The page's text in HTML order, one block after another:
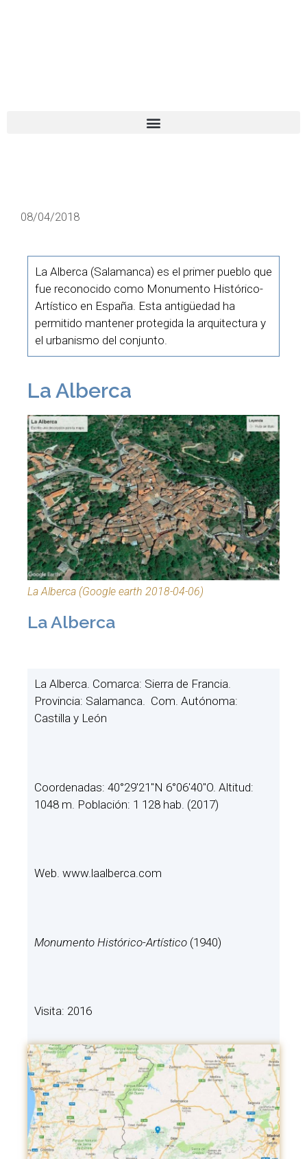
08/04/2018
La Alberca (Salamanca) es el primer pueblo que
fue reconocido como Monumento Histórico-
Artístico en España. Esta antigüedad ha
permitido mantener protegida la arquitectura y
el urbanismo del conjunto.
La Alberca
La Alberca (Google earth 2018-04-06)
La Alberca
La Alberca. Comarca: Sierra de Francia.
Provincia: Salamanca. Com. Autónoma:
Castilla y León
Coordenadas: 40°29′21″N 6°06′40″O. Altitud:
1048 m. Población: 1 128 hab. (2017)
Web. www.laalberca.com
Monumento Histórico-Artístico (1940)
Visita: 2016